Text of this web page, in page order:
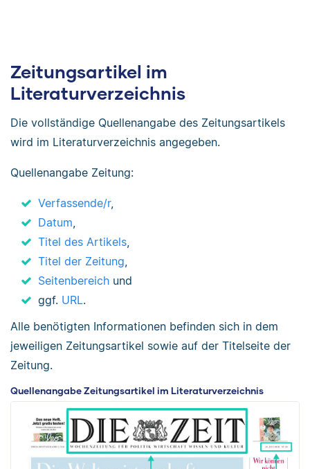
Zeitungsartikel im
Literaturverzeichnis
Die vollständige Quellenangabe des Zeitungsartikels
wird im Literaturverzeichnis angegeben.
Quellenangabe Zeitung:
Verfassende/r,
Datum,
Titel des Artikels,
Titel der Zeitung,
Seitenbereich und
ggf. URL.
Alle benötigten Informationen befinden sich in dem
jeweiligen Zeitungsartikel sowie auf der Titelseite der
Zeitung.
Quellenangabe Zeitungsartikel im Literaturverzeichnis